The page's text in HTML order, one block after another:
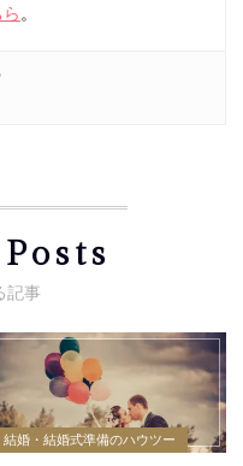
ら。
結婚・結婚式準備のハウツー